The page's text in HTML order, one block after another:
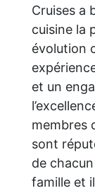
Cruises a
cuisine la
évolution
et un
membres
sont
de
famille et